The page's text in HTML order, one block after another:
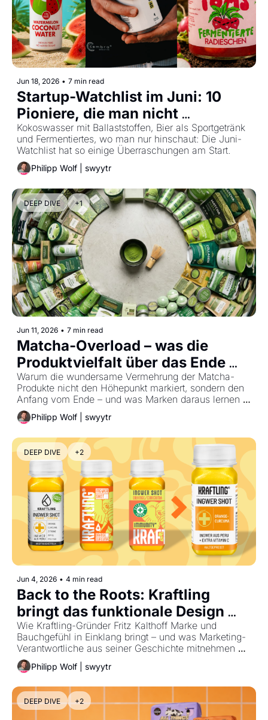
Jun 18, 2026 • 7 min read
Startup-Watchlist im Juni: 10
Pioniere, die man nicht
ignorieren sollte
Kokoswasser mit Ballaststoffen, Bier als Sportgetränk
und Fermentiertes, wo man nur hinschaut: Die Juni-
Watchlist hat so einige Überraschungen am Start.
Philipp Wolf | swyytr
DEEP DIVE +1
Jun 11, 2026 • 7 min read
Matcha-Overload – was die
Produktvielfalt über das Ende
eines Trends verrät
Warum die wundersame Vermehrung der Matcha-
Produkte nicht den Höhepunkt markiert, sondern den
Anfang vom Ende – und was Marken daraus lernen
können.
Philipp Wolf | swyytr
DEEP DIVE +2
Jun 4, 2026 • 4 min read
Back to the Roots: Kraftling
bringt das funktionale Design
zurück.
Wie Kraftling-Gründer Fritz Kalthoff Marke und
Bauchgefühl in Einklang bringt – und was Marketing-
Verantwortliche aus seiner Geschichte mitnehmen
können
Philipp Wolf | swyytr
DEEP DIVE +2